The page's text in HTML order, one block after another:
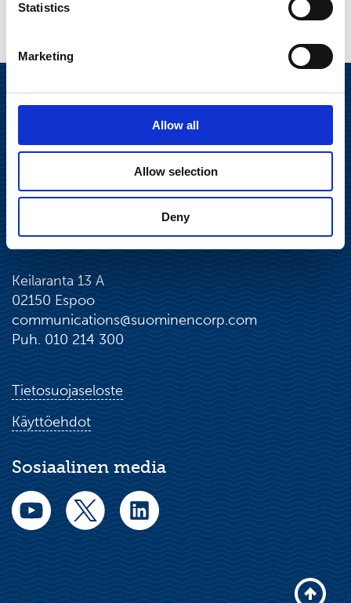
Statistics
Marketing
Allow all
Allow selection
Deny
Keilaranta 13 A
02150 Espoo
communications@suominencorp.com
Puh. 010 214 300
Tietosuojaseloste
Käyttöehdot
Sosiaalinen media